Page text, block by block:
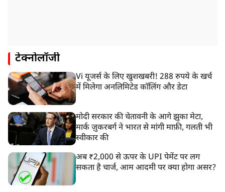
टेक्नोलॉजी
Vi यूजर्स के लिए खुशखबरी! 288 रुपये के खर्च
में मिलेगा अनलिमिटेड कॉलिंग और डेटा
मोदी सरकार की चेतावनी के आगे झुका मेटा,
मार्क ज़ुकरबर्ग ने भारत से मांगी माफ़ी, गलती भी
स्वीकार की
अब ₹2,000 से ऊपर के UPI पेमेंट पर लग
सकता है चार्ज, आम आदमी पर क्या होगा असर?